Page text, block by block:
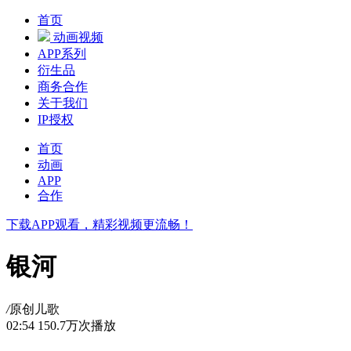
首页
动画视频
APP系列
衍生品
商务合作
关于我们
IP授权
首页
动画
APP
合作
下载APP观看，精彩视频更流畅！
银河
/原创儿歌
02:54 150.7万次播放